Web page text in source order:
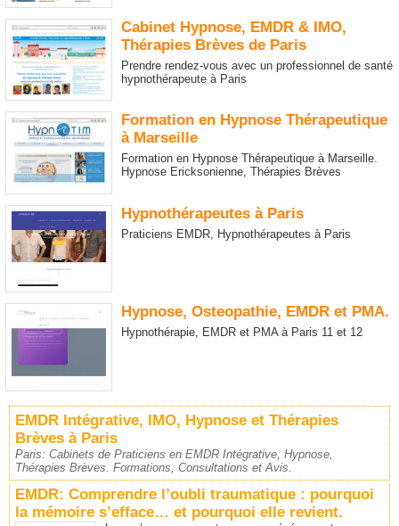
Cabinet Hypnose, EMDR & IMO,
Thérapies Brèves de Paris
Prendre rendez-vous avec un professionnel de santé
hypnothérapeute à Paris
Formation en Hypnose Thérapeutique
à Marseille
Formation en Hypnose Thérapeutique à Marseille.
Hypnose Ericksonienne, Thérapies Brèves
Hypnothérapeutes à Paris
Praticiens EMDR, Hypnothérapeutes à Paris
Hypnose, Osteopathie, EMDR et PMA.
Hypnothérapie, EMDR et PMA à Paris 11 et 12
EMDR Intégrative, IMO, Hypnose et Thérapies
Brèves à Paris
Paris: Cabinets de Praticiens en EMDR Intégrative, Hypnose,
Thérapies Brèves. Formations, Consultations et Avis.
EMDR: Comprendre l’oubli traumatique : pourquoi
la mémoire s’efface… et pourquoi elle revient.